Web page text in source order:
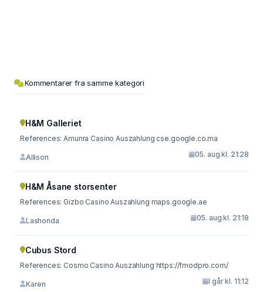
Kommentarer fra samme kategori
H&M Galleriet
References: Amunra Casino Auszahlung cse.google.co.ma
Allison 05. aug kl. 21:28
H&M Åsane storsenter
References: Gizbo Casino Auszahlung maps.google.ae
Lashonda 05. aug kl. 21:18
Cubus Stord
References: Cosmo Casino Auszahlung https://fmodpro.com/
Karen I går kl. 11:12